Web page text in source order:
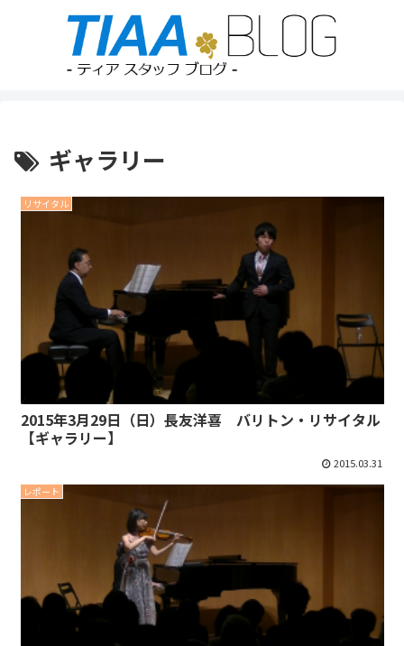
ギャラリー
リサイタル
2015年3月29日（日）長友洋喜 バリトン・リサイタル
【ギャラリー】
2015.03.31
レポート